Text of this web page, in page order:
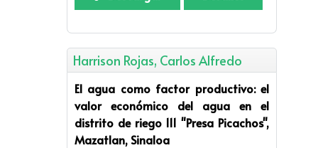
Harrison Rojas, Carlos Alfredo
El agua como factor productivo: el
valor económico del agua en el
distrito de riego 111 "Presa Picachos",
Mazatlan, Sinaloa